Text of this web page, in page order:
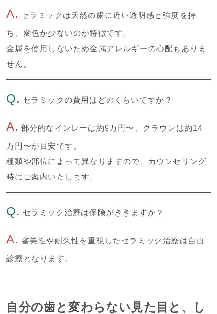
A. セラミックは天然の歯に近い透明感と強度を持
ち、変色が少ないのが特徴です。
金属を使用しないため金属アレルギーの心配もありま
せん。
Q. セラミックの費用はどのくらいですか？
A. 部分的なインレーは約9万円〜、クラウンは約14
万円〜が目安です。
種類や部位によって異なりますので、カウンセリング
時にご案内いたします。
Q. セラミック治療は保険がききますか？
A. 審美性や耐久性を重視したセラミック治療は自由
診療となります。
自分の歯と変わらない見た目と、し